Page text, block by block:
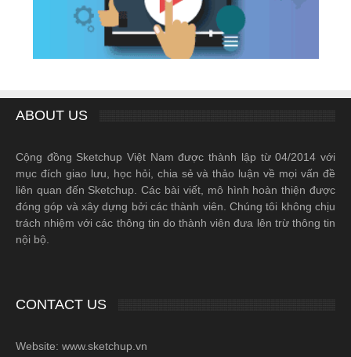
ABOUT US
Cộng đồng Sketchup Việt Nam được thành lập từ 04/2014 với
mục đích giao lưu, học hỏi, chia sẻ và thảo luận về mọi vấn đề
liên quan đến Sketchup. Các bài viết, mô hình hoàn thiện được
đóng góp và xây dựng bởi các thành viên. Chúng tôi không chịu
trách nhiệm với các thông tin do thành viên đưa lên trừ thông tin
nội bộ.
CONTACT US
Website: www.sketchup.vn